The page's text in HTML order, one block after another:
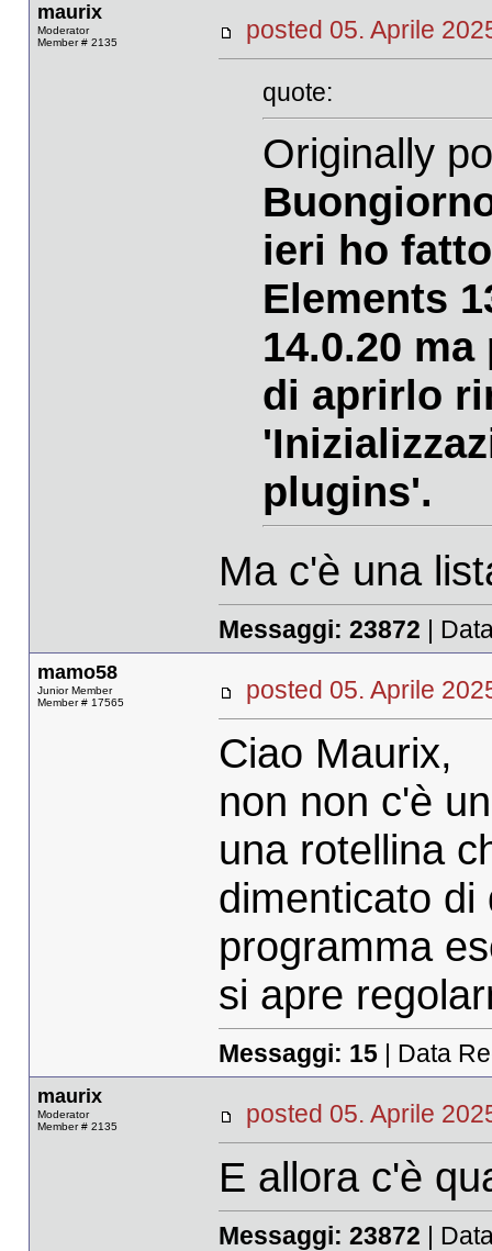
maurix
Moderator
Member # 2135
posted 05. Aprile
quote:
Originally
ieri ho
Elements
14.0.20
di aprirlo
plugins'.
Ma c'è una
Messaggi: 23872 |
mamo58
Junior Member
Member # 17565
posted 05. Aprile
Ciao Maurix,
non non c'è
una rotellina
dimenticato di
programma
si apre
Messaggi: 15| Data
maurix
Moderator
Member # 2135
posted 05. Aprile
E allora c'è
Messaggi: 23872 |